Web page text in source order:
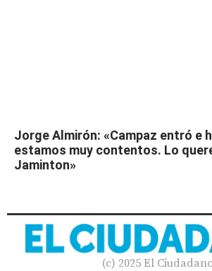
Jorge Almirón: «Campaz entró e
estamos muy contentos. Lo
Jaminton»
(c) 2025 El